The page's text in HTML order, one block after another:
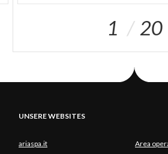
1 20
UNSERE WEBSITES
ariaspa.it Area